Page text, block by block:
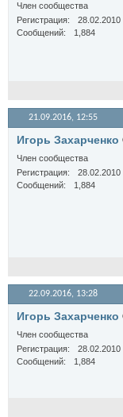
Член сообщества
Регистрация
28.02.2010
Сообщений
1,884
21.09.2016, 12:55
Игорь Захарченко
Член сообщества
Регистрация
28.02.2010
Сообщений
1,884
22.09.2016, 13:28
Игорь Захарченко
Член сообщества
Регистрация
28.02.2010
Сообщений
1,884